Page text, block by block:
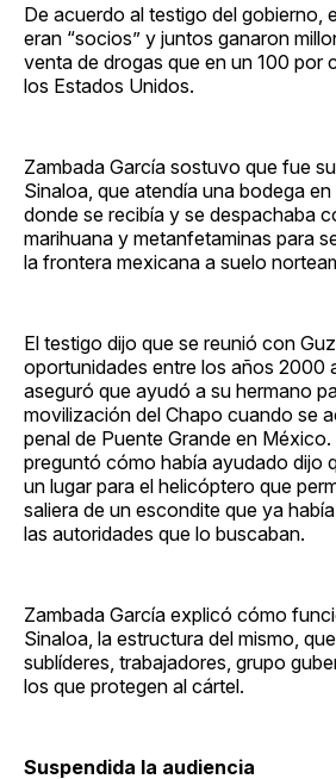
De acuerdo al testigo del gobierno,
eran “socios” y juntos ganaron
venta de drogas que en un 100 por
los Estados Unidos.
Zambada García sostuvo que fue
Sinaloa, que atendía una bodega
donde se recibía y se despachaba
marihuana y metanfetaminas para
la frontera mexicana a suelo
El testigo dijo que se reunió con
oportunidades entre los años 2000
aseguró que ayudó a su hermano
movilización del Chapo cuando se
penal de Puente Grande en
preguntó cómo había ayudado dijo
un lugar para el helicóptero que
saliera de un escondite que ya
las autoridades que lo buscaban.
Zambada García explicó cómo
Sinaloa, la estructura del mismo,
sublíderes, trabajadores, grupo
los que protegen al cártel.
Suspendida la audiencia